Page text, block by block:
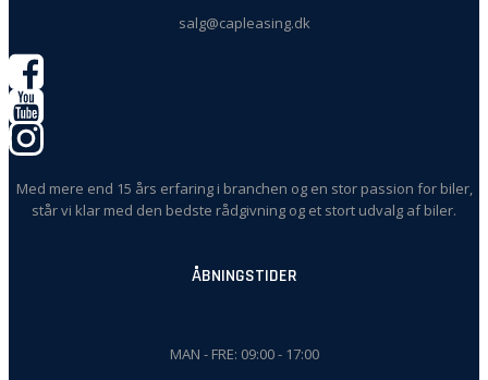
salg@capleasing.dk
Med mere end 15 års erfaring i branchen og en stor passion for biler,
står vi klar med den bedste rådgivning og et stort udvalg af biler.
ÅBNINGSTIDER
MAN - FRE: 09:00 - 17:00